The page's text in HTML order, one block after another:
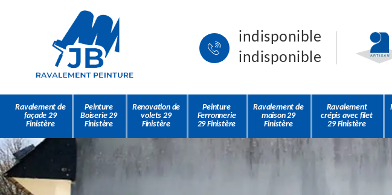
indisponible
indisponible
Ravalement de
façade 29
Finistère
Peinture
Boiserie 29
Finistère
Renovation de
volets 29
Finistère
Peinture
Ferronnerie
29 Finistère
Ravalement de
maison 29
Finistère
Ravalement
crépis avec filet
29 Finistère